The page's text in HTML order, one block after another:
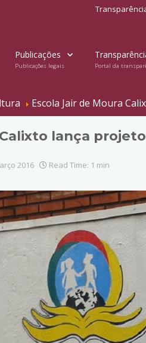
Publicações
Publicações legais Portal da
Escola Jair de Moura
lança
2016 Read Time: 1 min